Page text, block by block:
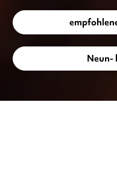
Neun-